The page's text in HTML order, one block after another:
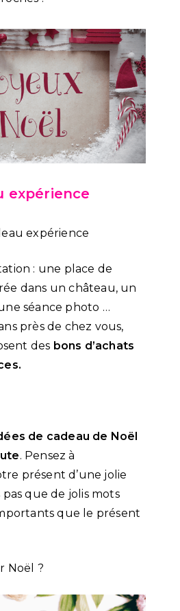
expérience
expérience
: une place de
dans un château, un
séance photo …
près de chez vous,
des bons d’achats
de cadeau de Noël
. Pensez à
présent d’une jolie
pas que de jolis mots
que le présent
Noël ?